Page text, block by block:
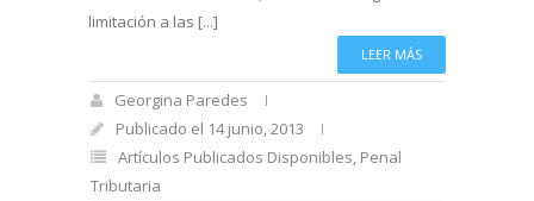
limitación a las [...]
LEER MÁS
Georgina Paredes
Publicado el 14 junio, 2013
Artículos Publicados Disponibles, Penal
Tributaria